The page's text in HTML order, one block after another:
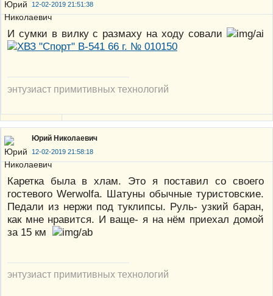
12-02-2019 21:51:38
И сумки в вилку с размаху на ходу совали
энтузиаст примитивных технологий
Юрий Николаевич
12-02-2019 21:58:18
Каретка была в хлам. Это я поставил со своего
гостевого Werwolfа. Шатуны обычные туристовские.
Педали из нержи под туклипсы. Руль- узкий баран,
как мне нравится. И ваще- я на нём приехал домой
за 15 км
энтузиаст примитивных технологий